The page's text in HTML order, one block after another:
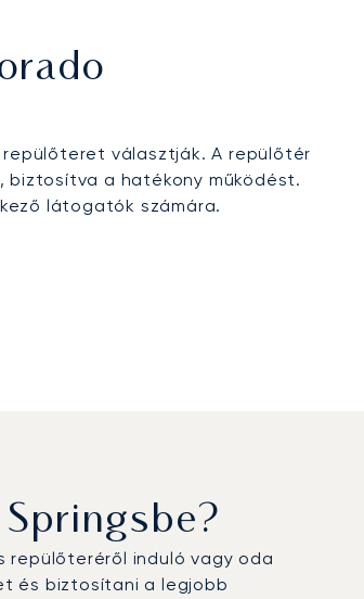
repülőteret választják. A repülőtér
biztosítva a hatékony működést.
látogatók számára.
repülőteréről induló vagy oda
és biztosítani a legjobb